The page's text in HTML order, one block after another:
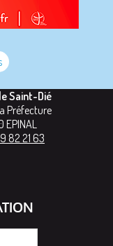
Saint-Dié
Préfecture
EPINAL
82 21 63